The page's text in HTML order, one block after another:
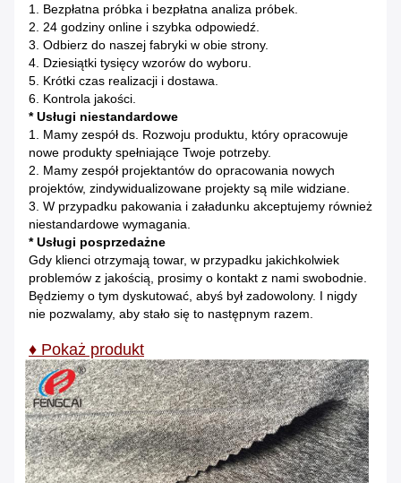
1. Bezpłatna próbka i bezpłatna analiza próbek.
2. 24 godziny online i szybka odpowiedź.
3. Odbierz do naszej fabryki w obie strony.
4. Dziesiątki tysięcy wzorów do wyboru.
5. Krótki czas realizacji i dostawa.
6. Kontrola jakości.
* Usługi niestandardowe
1. Mamy zespół ds. Rozwoju produktu, który opracowuje
nowe produkty spełniające Twoje potrzeby.
2. Mamy zespół projektantów do opracowania nowych
projektów, zindywidualizowane projekty są mile widziane.
3. W przypadku pakowania i załadunku akceptujemy również
niestandardowe wymagania.
* Usługi posprzedażne
Gdy klienci otrzymają towar, w przypadku jakichkolwiek
problemów z jakością, prosimy o kontakt z nami swobodnie.
Będziemy o tym dyskutować, abyś był zadowolony. I nigdy
nie pozwalamy, aby stało się to następnym razem.
♦ Pokaż produkt